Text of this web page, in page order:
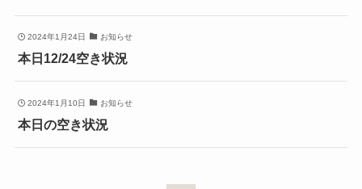
2024年1月24日 お知らせ
本日12/24空き状況
2024年1月10日 お知らせ
本日の空き状況